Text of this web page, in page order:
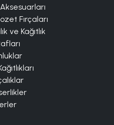
Fırçaları
ve Kağıtlık